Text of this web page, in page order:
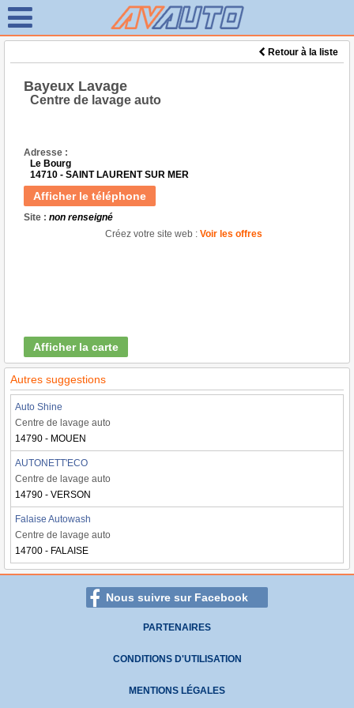
Retour à la liste
Bayeux Lavage
Centre de lavage auto
Adresse :
Le Bourg
14710 - SAINT LAURENT SUR MER
Afficher le téléphone
Site : non renseigné
Créez votre site web : Voir les offres
Afficher la carte
Autres suggestions
Auto Shine
Centre de lavage auto
14790 - MOUEN
AUTONETT'ECO
Centre de lavage auto
14790 - VERSON
Falaise Autowash
Centre de lavage auto
14700 - FALAISE
Nous suivre sur Facebook
PARTENAIRES
CONDITIONS D'UTILISATION
MENTIONS LÉGALES